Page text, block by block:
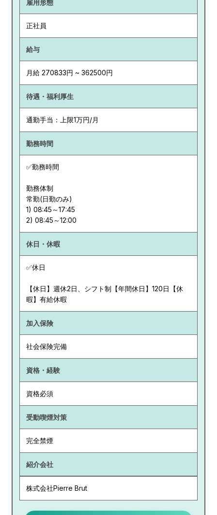
雇用形態
正社員
給与
月給 270833円 ~ 362500円
待遇・福利厚生
通勤手当：上限1万円/月
勤務時間
✅勤務時間
勤務体制
常勤(日勤のみ)
1) 08:45～17:45
休日・休暇
✅休日
【休日】週休2日、シフト制【年間休日】120日【休
暇】有給休暇
加入保険
社会保険完備
資格・経験
資格必須
受動喫煙対策
完全禁煙
紹介会社
株式会社Pierre Brut